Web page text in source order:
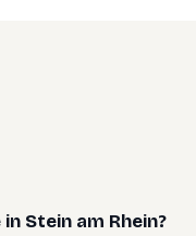
Stein am Rhein?